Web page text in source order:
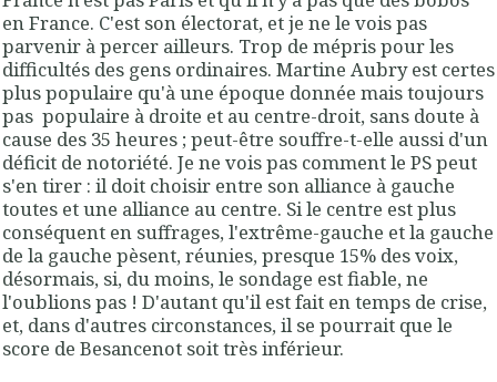
en France. C'est son électorat, et je ne le vois pas
parvenir à percer ailleurs. Trop de mépris pour les
difficultés des gens ordinaires. Martine Aubry est certes
plus populaire qu'à une époque donnée mais toujours
pas populaire à droite et au centre-droit, sans doute à
cause des 35 heures ; peut-être souffre-t-elle aussi d'un
déficit de notoriété. Je ne vois pas comment le PS peut
s'en tirer : il doit choisir entre son alliance à gauche
toutes et une alliance au centre. Si le centre est plus
conséquent en suffrages, l'extrême-gauche et la gauche
de la gauche pèsent, réunies, presque 15% des voix,
désormais, si, du moins, le sondage est fiable, ne
l'oublions pas ! D'autant qu'il est fait en temps de crise,
et, dans d'autres circonstances, il se pourrait que le
score de Besancenot soit très inférieur.